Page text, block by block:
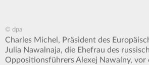
© dpa
Charles Michel, Präsident des
Julia Nawalnaja, die Ehefrau des
Oppositionsführers Alexej Nawalny, vor